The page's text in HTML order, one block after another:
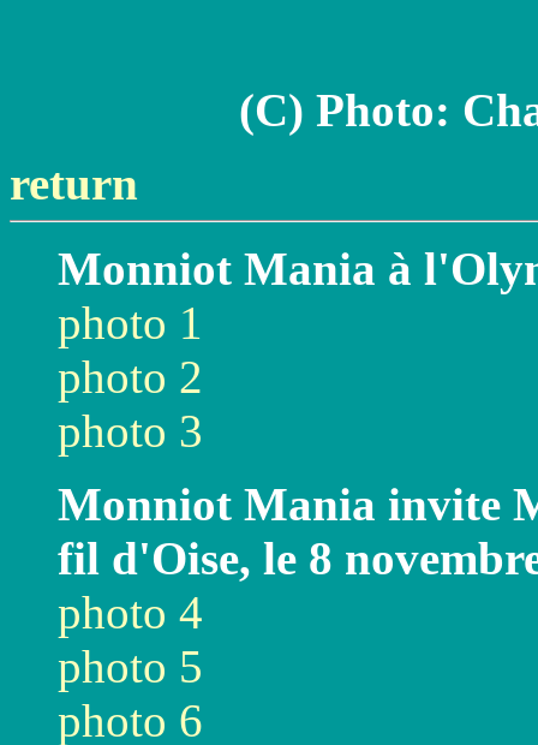
(C) Photo:
return
Monniot Mania à
photo 1
photo 2
photo 3
Monniot Mania invite
fil d'Oise, le 8
photo 4
photo 5
photo 6